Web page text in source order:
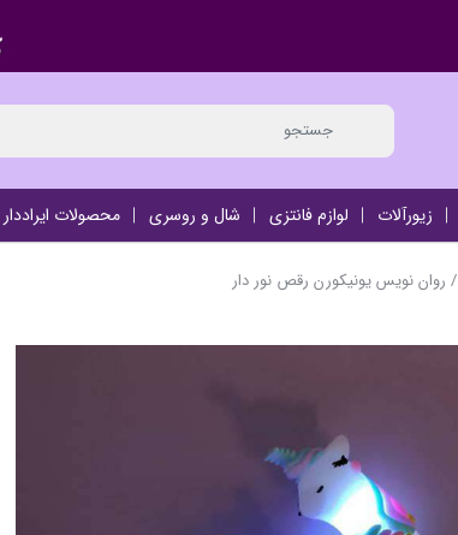
زیورآلات لوازم فانتزی شال و روسری محصولات ایراددار
/ روان نویس یونیکورن رقص نور دار